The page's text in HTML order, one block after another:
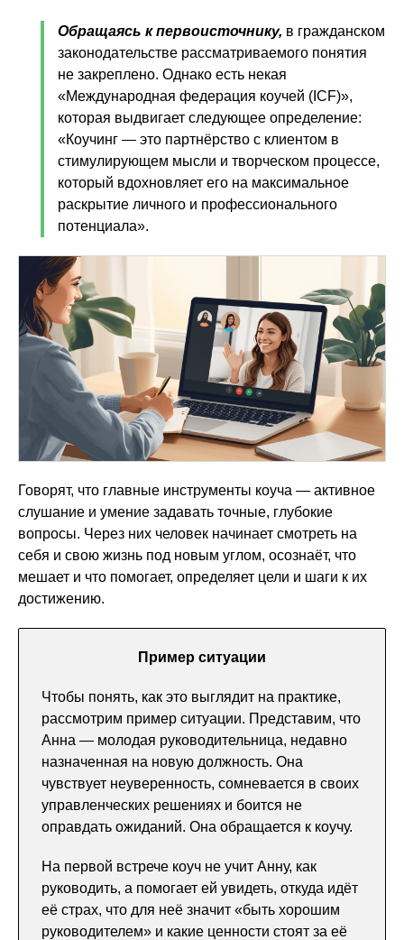
Обращаясь к первоисточнику, в гражданском
законодательстве рассматриваемого понятия
не закреплено. Однако есть некая
«Международная федерация коучей (ICF)»,
которая выдвигает следующее определение:
«Коучинг — это партнёрство с клиентом в
стимулирующем мысли и творческом процессе,
который вдохновляет его на максимальное
раскрытие личного и профессионального
потенциала».
Говорят, что главные инструменты коуча — активное
слушание и умение задавать точные, глубокие
вопросы. Через них человек начинает смотреть на
себя и свою жизнь под новым углом, осознаёт, что
мешает и что помогает, определяет цели и шаги к их
достижению.
Пример ситуации
Чтобы понять, как это выглядит на практике,
рассмотрим пример ситуации. Представим, что
Анна — молодая руководительница, недавно
назначенная на новую должность. Она
чувствует неуверенность, сомневается в своих
управленческих решениях и боится не
оправдать ожиданий. Она обращается к коучу.
На первой встрече коуч не учит Анну, как
руководить, а помогает ей увидеть, откуда идёт
её страх, что для неё значит «быть хорошим
руководителем» и какие ценности стоят за её